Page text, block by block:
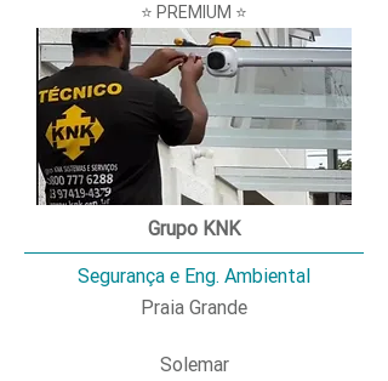
⭐ PREMIUM ⭐
Grupo KNK
Segurança e Eng. Ambiental
Praia Grande
Solemar